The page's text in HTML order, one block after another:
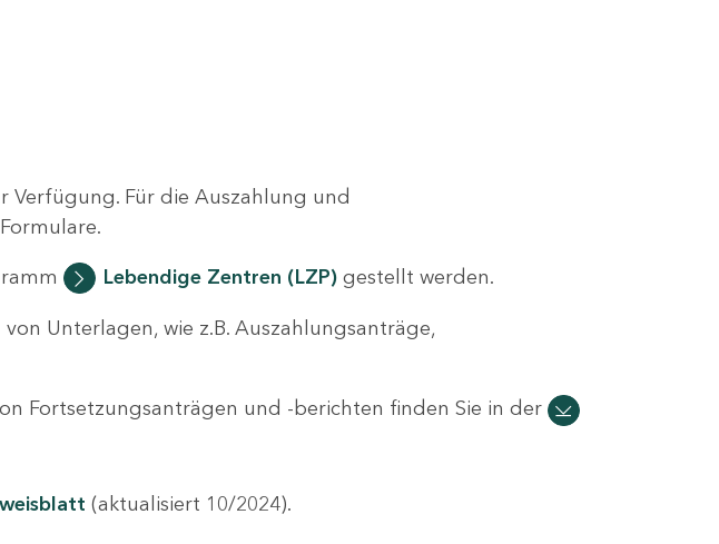
Für die Auszahlung und
Lebendige Zentren (LZP)gestellt werden.
Unterlagen, wie z.B. Auszahlungsanträge,
Fortsetzungsanträgen und -berichten finden Sie in der
(aktualisiert 10/2024).